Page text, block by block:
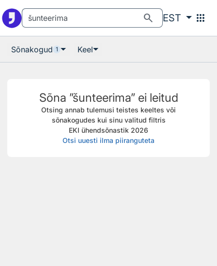
search EST apps
Sõnakogud 1 Keel
Sõna ”šunteerima” ei leitud
Otsing annab tulemusi teistes keeltes või
sõnakogudes kui sinu valitud filtris
EKI ühendsõnastik 2026
Otsi uuesti ilma piiranguteta